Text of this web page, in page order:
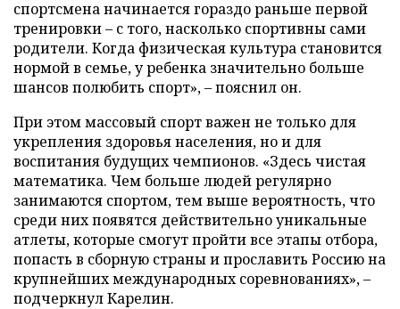
спортсмена начинается гораздо раньше первой
тренировки – с того, насколько спортивны сами
родители. Когда физическая культура становится
нормой в семье, у ребенка значительно больше
шансов полюбить спорт», – пояснил он.
При этом массовый спорт важен не только для
укрепления здоровья населения, но и для
воспитания будущих чемпионов. «Здесь чистая
математика. Чем больше людей регулярно
занимаются спортом, тем выше вероятность, что
среди них появятся действительно уникальные
атлеты, которые смогут пройти все этапы отбора,
попасть в сборную страны и прославить Россию на
крупнейших международных соревнованиях», –
подчеркнул Карелин.